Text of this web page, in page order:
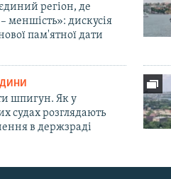
регіон, де
меншість»: дискусія
пам'ятної дати
шпигун. Як у
судах розглядають
в держзраді